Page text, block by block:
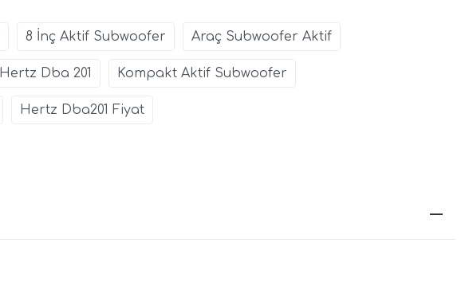
8 İnç Aktif Subwoofer Araç Subwoofer Aktif
Hertz Dba 201 Kompakt Aktif Subwoofer
Hertz Dba201 Fiyat